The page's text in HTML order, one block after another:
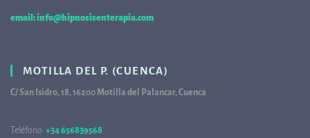
email: info@hipnosisenterapia.com
MOTILLA DEL P. (CUENCA)
C/ San Isidro, 18, 16200 Motilla del Palancar, Cuenca
Teléfono: +34 656839568